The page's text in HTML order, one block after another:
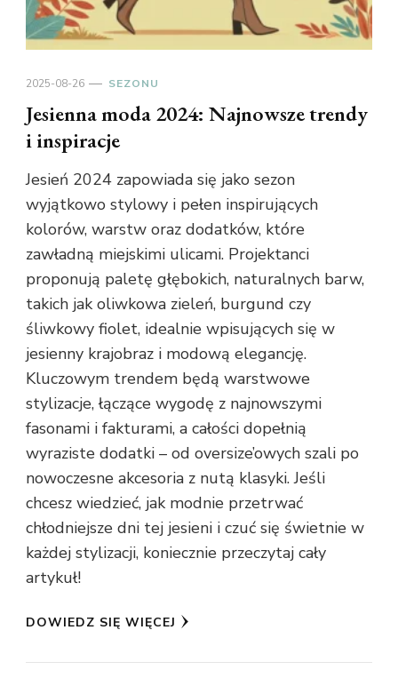
2025-08-26 SEZONU
Jesienna moda 2024: Najnowsze trendy
i inspiracje
Jesień 2024 zapowiada się jako sezon
wyjątkowo stylowy i pełen inspirujących
kolorów, warstw oraz dodatków, które
zawładną miejskimi ulicami. Projektanci
proponują paletę głębokich, naturalnych barw,
takich jak oliwkowa zieleń, burgund czy
śliwkowy fiolet, idealnie wpisujących się w
jesienny krajobraz i modową elegancję.
Kluczowym trendem będą warstwowe
stylizacje, łączące wygodę z najnowszymi
fasonami i fakturami, a całości dopełnią
wyraziste dodatki – od oversize’owych szali po
nowoczesne akcesoria z nutą klasyki. Jeśli
chcesz wiedzieć, jak modnie przetrwać
chłodniejsze dni tej jesieni i czuć się świetnie w
każdej stylizacji, koniecznie przeczytaj cały
artykuł!
DOWIEDZ SIĘ WIĘCEJ